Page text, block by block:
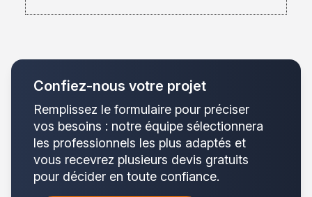
Confiez-nous votre projet
Remplissez le formulaire pour préciser
vos besoins : notre équipe sélectionnera
les professionnels les plus adaptés et
vous recevrez plusieurs devis gratuits
pour décider en toute confiance.